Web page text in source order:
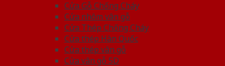
Cửa Gỗ Chống Cháy
Cửa nhôm vân gỗ
Cửa Thép Chống Cháy
Cửa thép Hàn Quốc
Cửa thép vân gỗ
Cửa vân gỗ 5D